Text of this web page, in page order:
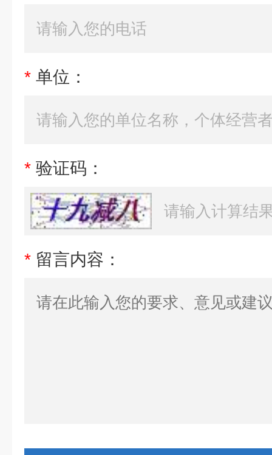
* 单位：
* 验证码：
* 留言内容：